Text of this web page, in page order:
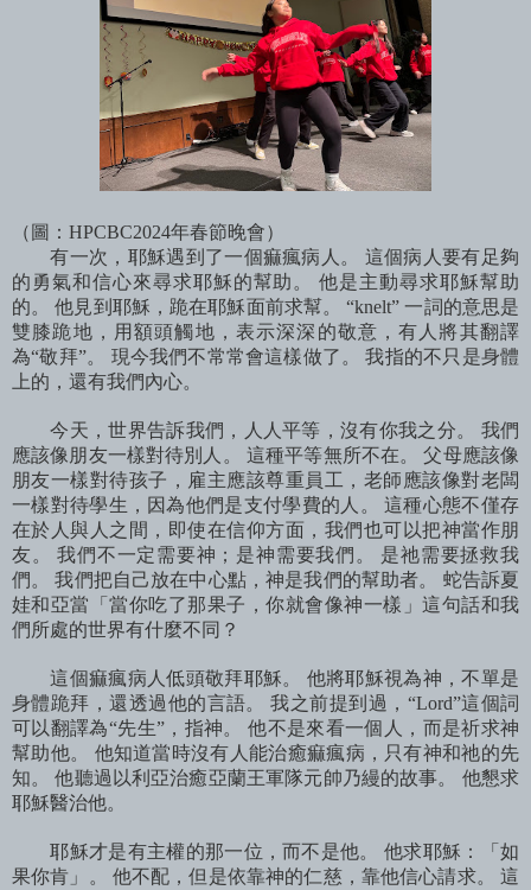
（圖：HPCBC2024年春節晚會）
有一次，耶穌遇到了一個痲瘋病人。 這個病人要有足夠
的勇氣和信心來尋求耶穌的幫助。 他是主動尋求耶穌幫助
的。 他見到耶穌，跪在耶穌面前求幫。 “knelt” 一詞的意思是
雙膝跪地，用額頭觸地，表示深深的敬意，有人將其翻譯
為“敬拜”。 現今我們不常常會這樣做了。 我指的不只是身體
上的，還有我們內心。
今天，世界告訴我們，人人平等，沒有你我之分。 我們
應該像朋友一樣對待別人。 這種平等無所不在。 父母應該像
朋友一樣對待孩子，雇主應該尊重員工，老師應該像對老闆
一樣對待學生，因為他們是支付學費的人。 這種心態不僅存
在於人與人之間，即使在信仰方面，我們也可以把神當作朋
友。 我們不一定需要神；是神需要我們。 是祂需要拯救我
們。 我們把自己放在中心點，神是我們的幫助者。 蛇告訴夏
娃和亞當「當你吃了那果子，你就會像神一樣」這句話和我
們所處的世界有什麼不同？
這個痲瘋病人低頭敬拜耶穌。 他將耶穌視為神，不單是
身體跪拜，還透過他的言語。 我之前提到過，“Lord”這個詞
可以翻譯為“先生”，指神。 他不是來看一個人，而是祈求神
幫助他。 他知道當時沒有人能治癒痲瘋病，只有神和祂的先
知。 他聽過以利亞治癒亞蘭王軍隊元帥乃縵的故事。 他懇求
耶穌醫治他。
耶穌才是有主權的那一位，而不是他。 他求耶穌：「如
果你肯」。 他不配，但是依靠神的仁慈，靠他信心請求。 這